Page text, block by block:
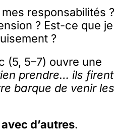
responsabilités ?
? Est-ce que je
?
(5, 5–7) ouvre une
prendre… ils firent
barque de venir les
d’autres.